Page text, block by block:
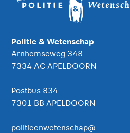
Politie & Wetenschap
Arnhemseweg 348
7334 AC APELDOORN
Postbus 834
7301 BB APELDOORN
politieenwetenschap@